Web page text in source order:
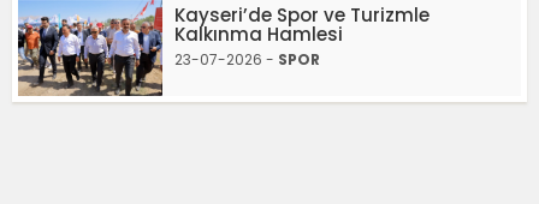
Kayseri’de Spor ve Turizmle
Kalkınma Hamlesi
23-07-2026 - SPOR